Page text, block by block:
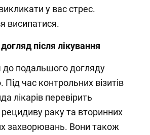
у вас стрес.
висипатися.
після лікування
до подальшого догляду
час контрольних візитів
лікарів перевірить
раку та вторинних
захворювань. Вони також